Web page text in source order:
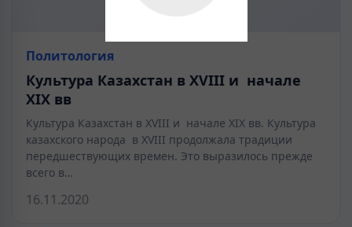
Политология
Культура Казахстан в XVІІІ и начале
XІX вв
Культура Казахстан в XVІІІ и начале XІX вв. Культура
казахского народа в XVІІІ продолжала традиции
передшествующих времен. Это выразилось прежде
всего в…
16.11.2020